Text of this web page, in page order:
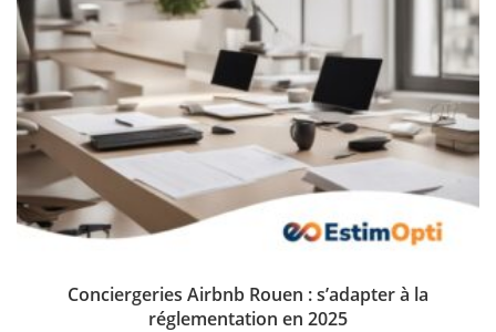
Conciergeries Airbnb Rouen : s’adapter à la
réglementation en 2025